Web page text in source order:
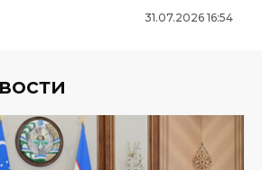
31.07.2026 16:54